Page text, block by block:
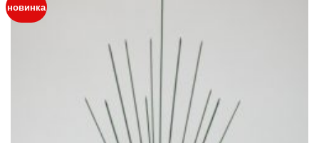
новинка